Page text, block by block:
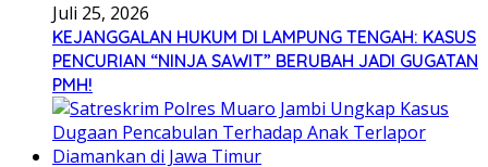
Juli 25, 2026
KEJANGGALAN HUKUM DI LAMPUNG TENGAH: KASUS
PENCURIAN “NINJA SAWIT” BERUBAH JADI GUGATAN
PMH!